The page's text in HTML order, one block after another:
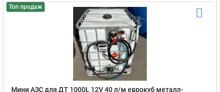
Топ продаж
Мини АЗС для ДТ 1000L 12V 40 л/м еврокуб металл-